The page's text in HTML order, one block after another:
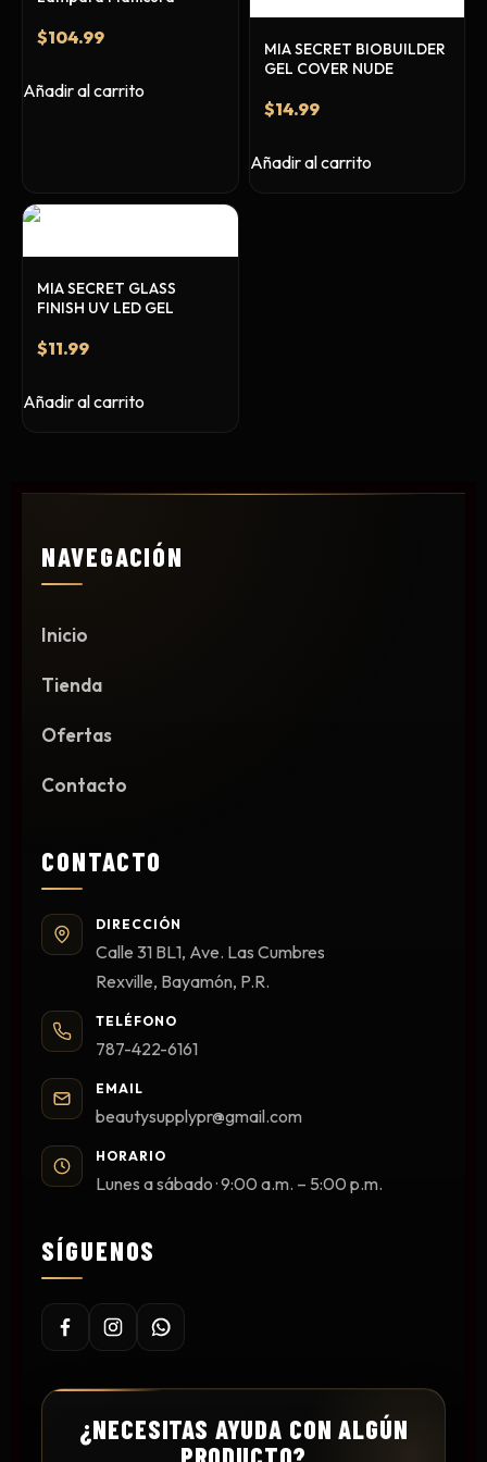
Ceras, Gels, Spray y Mousse
Limpieza y Desinfección
Blowers
Acrílicos y Colecciones
Pinceles
Primer y Antifungal
Herramientas y Accesorios
Cremas y Scrubs
Equipos y Más
Ofertas
$104.99
Añadir al carrito
MIA SECRET BIOBUILDER
GEL COVER NUDE
$14.99
Añadir al carrito
MIA SECRET GLASS
FINISH UV LED GEL
$11.99
Añadir al carrito
NAVEGACIÓN
Inicio
Tienda
Ofertas
Contacto
CONTACTO
DIRECCIÓN
Calle 31 BL1, Ave. Las Cumbres
Rexville, Bayamón, P.R.
TELÉFONO
787-422-6161
EMAIL
beautysupplypr@gmail.com
HORARIO
Lunes a sábado · 9:00 a.m. – 5:00 p.m.
SÍGUENOS
¿NECESITAS AYUDA CON ALGÚN